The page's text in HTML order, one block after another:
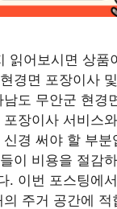
읽어보시면 상품
경면 포장이사
도 무안군 현경
장이사 서비스
경 써야 할 부분
이 비용을 절감
. 이번 포스팅에
주거 공간에 적